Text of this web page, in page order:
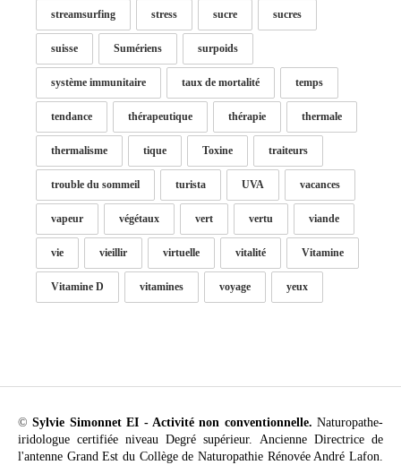
streamsurfing stress sucre sucres
suisse Sumériens surpoids
système immunitaire taux de mortalité temps
tendance thérapeutique thérapie thermale
thermalisme tique Toxine traiteurs
trouble du sommeil turista UVA vacances
vapeur végétaux vert vertu viande
vie vieillir virtuelle vitalité Vitamine
Vitamine D vitamines voyage yeux
©Sylvie Simonnet EI - Activité non conventionnelle. Naturopathe-
iridologue certifiée niveau Degré supérieur. Ancienne Directrice de
l'antenne Grand Est du Collège de Naturopathie Rénovée André Lafon.